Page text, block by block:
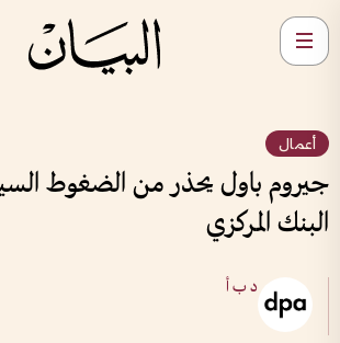
أعمال
جيروم باول يحذر من الضغوط
البنك المركزي
د ب أ